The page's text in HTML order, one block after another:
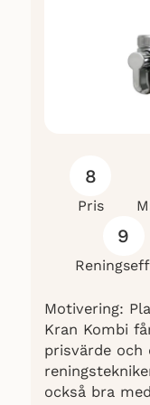
8
Pris
9
Motivering:
Kran Kombi
prisvärde och
också bra